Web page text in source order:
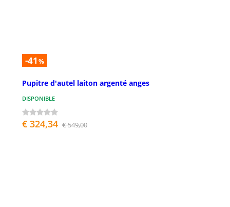
-41 %
Pupitre d'autel laiton argenté anges
DISPONIBLE
€ 324,34 € 549,00